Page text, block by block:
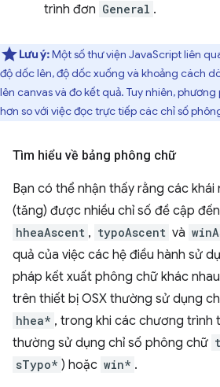
trình đơn General .
Lưu ý:Một số thư viện JavaScript liên
độ dốc lên, độ dốc xuống và khoảng cách
lên canvas và đo kết quả. Tuy nhiên,
hơn so với việc đọc trực tiếp các chỉ số
Tìm hiểu về bảng phông chữ
Bạn có thể nhận thấy rằng các khái
(tăng) được nhiều chỉ số đề cập
hheaAscent , typoAscent và
quả của việc các hệ điều hành sử
pháp kết xuất phông chữ khác
trên thiết bị OSX thường sử dụng
hhea* , trong khi các chương trình
thường sử dụng chỉ số phông chữ
sTypo* ) hoặc win* .